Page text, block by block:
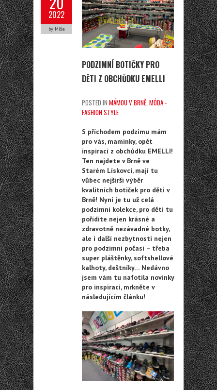
2022
by Míša
PODZIMNÍ BOTIČKY PRO
DĚTI Z OBCHŮDKU EMELLI
POSTED IN MÁMOU V BRNĚ, MÓDA -
FASHION STYLE
S příchodem podzimu mám
pro vás, maminky, opět
inspiraci z obchůdku EMELLI!
Ten najdete v Brně ve
Starém Lískovci, mají tu
vůbec nejširší výběr
kvalitních botiček pro děti v
Brně! Nyní je tu už celá
podzimní kolekce, pro děti tu
pořídíte nejen krásné a
zdravotně nezávadné botky,
ale i další nezbytnosti nejen
pro podzimní počasí – třeba
super pláštěnky, softshellové
kalhoty, deštníky… Nedávno
jsem vám tu nafotila novinky
pro inspiraci, mrkněte v
následujícím článku!